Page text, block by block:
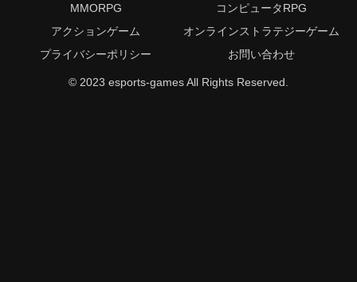
MMORPG
コンピュータRPG
アクションゲーム
オンラインストラテジーゲーム
プライバシーポリシー
お問い合わせ
© 2023 esports-games All Rights Reserved.